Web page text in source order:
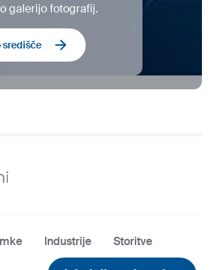
galerijo fotografij.
Industrije Storitve